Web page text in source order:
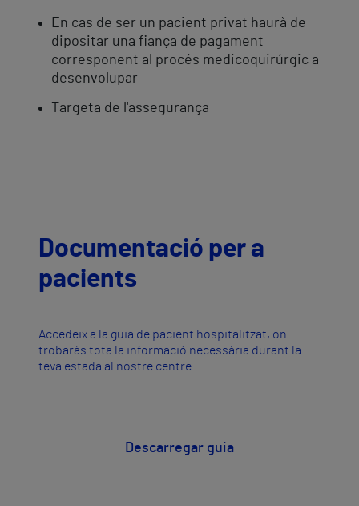
En cas de ser un pacient privat haurà de
dipositar una fiança de pagament
corresponent al procés medicoquirúrgic a
desenvolupar
Targeta de l'assegurança
Documentació per a
pacients
Accedeix a la guia de pacient hospitalitzat, on
trobaràs tota la informació necessària durant la
teva estada al nostre centre.
Descarregar guia